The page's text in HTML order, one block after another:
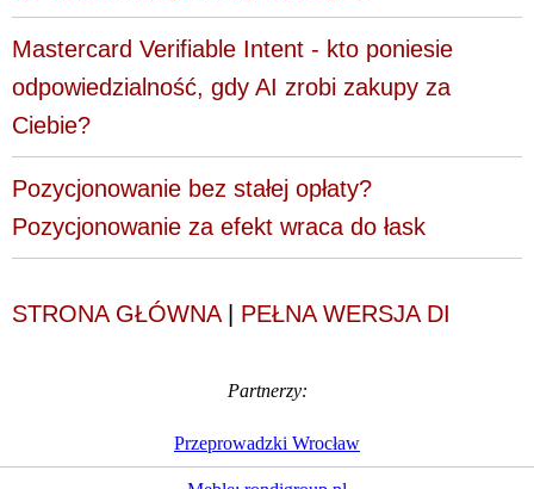
Mastercard Verifiable Intent - kto poniesie
odpowiedzialność, gdy AI zrobi zakupy za
Ciebie?
Pozycjonowanie bez stałej opłaty?
Pozycjonowanie za efekt wraca do łask
STRONA GŁÓWNA| PEŁNA WERSJA DI
Partnerzy:
Przeprowadzki Wrocław